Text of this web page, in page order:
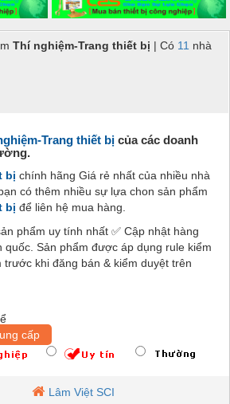
Thí nghiệm-Trang thiết bị | Có 11 nhà
Trang thiết bị của các doanh
bị chính hãng Giá rẻ nhất của nhiều nhà
có thêm nhiều sự lựa chon sản phẩm
bị để liên hệ mua hàng.
phẩm uy tính nhất ✅ Cập nhật hàng
quốc. Sản phẩm được áp dụng rule kiểm
khi đăng bán & kiểm duyệt trên
cấp
Lâm Việt SCI